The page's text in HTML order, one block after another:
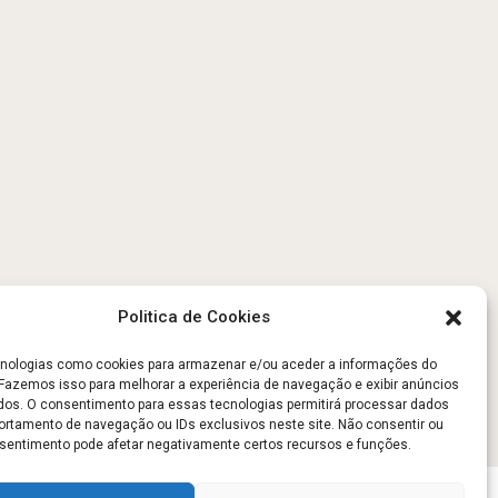
Politica de Cookies
como cookies para armazenar e/ou aceder a informações do
isso para melhorar a experiência de navegação e exibir anúncios
O consentimento para essas tecnologias permitirá processar dados
de navegação ou IDs exclusivos neste site. Não consentir ou
pode afetar negativamente certos recursos e funções.